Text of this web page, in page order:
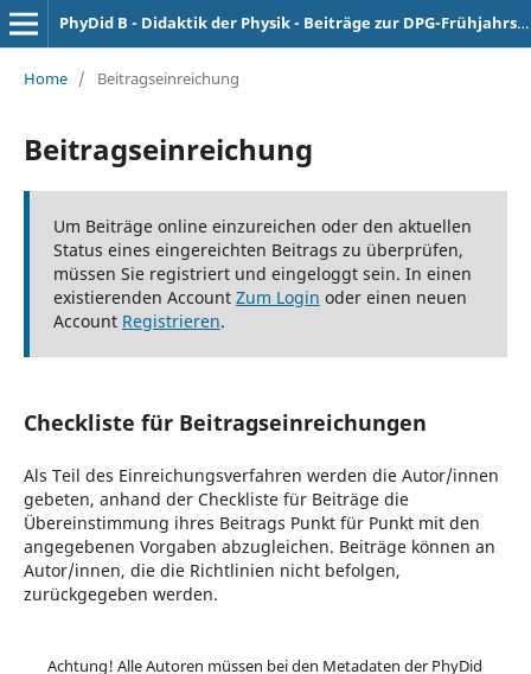
PhyDid B - Didaktik der Physik - Beiträge zur DPG-Frühjahrstagung
Home / Beitragseinreichung
Beitragseinreichung
Um Beiträge online einzureichen oder den aktuellen
Status eines eingereichten Beitrags zu überprüfen,
müssen Sie registriert und eingeloggt sein. In einen
existierenden Account Zum Login oder einen neuen
Account Registrieren.
Checkliste für Beitragseinreichungen
Als Teil des Einreichungsverfahren werden die Autor/innen
gebeten, anhand der Checkliste für Beiträge die
Übereinstimmung ihres Beitrags Punkt für Punkt mit den
angegebenen Vorgaben abzugleichen. Beiträge können an
Autor/innen, die die Richtlinien nicht befolgen,
zurückgegeben werden.
Achtung! Alle Autoren müssen bei den Metadaten der PhyDid